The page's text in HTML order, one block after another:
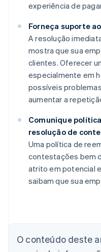
experiência de
Forneça suporte
A resolução
mostra que sua
clientes. Oferecer
especialmente em
possíveis
aumentar a
Comunique
resolução de
Uma política de
contestações bem
atrito em potencial
saibam que sua
O conteúdo deste
English
Áustria
Deutsch English